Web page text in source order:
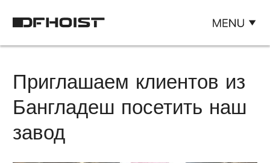
Приглашаем клиентов из
Бангладеш посетить наш
завод